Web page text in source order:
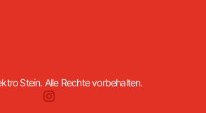
Stein. Alle Rechte vorbehalten.